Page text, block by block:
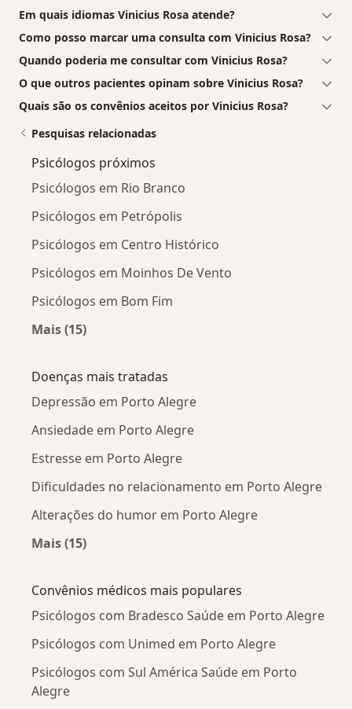
Em quais idiomas Vinicius Rosa atende?
Como posso marcar uma consulta com Vinicius Rosa?
Quando poderia me consultar com Vinicius Rosa?
O que outros pacientes opinam sobre Vinicius Rosa?
Quais são os convênios aceitos por Vinicius Rosa?
Pesquisas relacionadas
Psicólogos próximos
Psicólogos em Rio Branco
Psicólogos em Petrópolis
Psicólogos em Centro Histórico
Psicólogos em Moinhos De Vento
Psicólogos em Bom Fim
Mais (15)
Doenças mais tratadas
Depressão em Porto Alegre
Ansiedade em Porto Alegre
Estresse em Porto Alegre
Dificuldades no relacionamento em Porto Alegre
Alterações do humor em Porto Alegre
Mais (15)
Convênios médicos mais populares
Psicólogos com Bradesco Saúde em Porto Alegre
Psicólogos com Unimed em Porto Alegre
Psicólogos com Sul América Saúde em Porto
Alegre